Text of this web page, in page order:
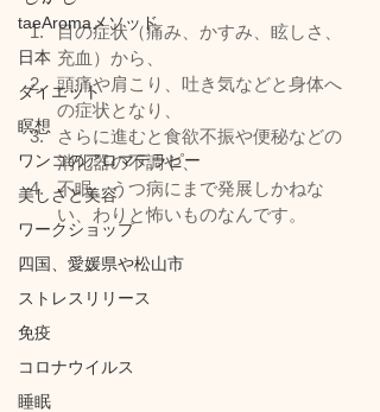
taeAromaメソッド
日本
ダイエット
瞑想
ワンコのアロマテラピー
美しさと美容
ワークショップ
四国、愛媛県や松山市
ストレスリリース
免疫
コロナウイルス
睡眠
目の症状（痛み、かすみ、眩しさ、
充血）から、
頭痛や肩こり、吐き気などと身体へ
の症状となり、
さらに進むと食欲不振や便秘などの
消化器の不調や、
不眠、うつ病にまで発展しかねな
い、わりと怖いものなんです。